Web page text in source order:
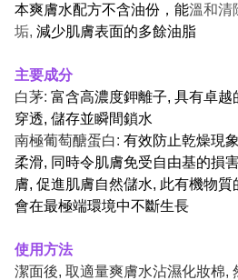
本爽膚水配方不含油份，能溫和清
垢, 減少肌膚表面的多餘油脂
主要成分
白茅: 富含高濃度鉀離子, 具有卓
穿透, 儲存並瞬間鎖水
南極葡萄醣蛋白: 有效防止乾燥現
柔滑, 同時令肌膚免受自由基的損
膚, 促進肌膚自然儲水, 此有機物
會在最極端環境中不斷生長
使用方法
潔面後, 取適量爽膚水沾濕化妝棉,